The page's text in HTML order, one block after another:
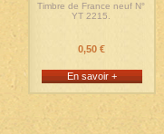
Timbre de France neuf N°
YT 2215.
0,50 €
En savoir +